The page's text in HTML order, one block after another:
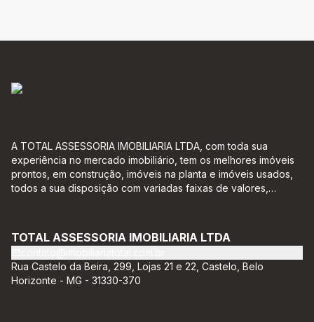
A TOTAL ASSESSORIA IMOBILIARIA LTDA, com toda sua
experiência no mercado imobiliário, tem os melhores imóveis
prontos, em construção, imóveis na planta e imóveis usados,
todos a sua disposição com variadas faixas de valores,
responder-lhe todas as suas dúvidas sobre casas,
apartamentos, terrenos, salas comerciais e outros produtos
imobiliários.
TOTAL ASSESSORIA IMOBILIARIA LTDA
Rua Castelo da Beira, 299, Lojas 21 e 22, Castelo, Belo
Horizonte - MG - 31330-370